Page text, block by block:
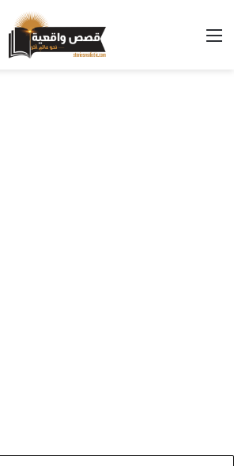
القائمة